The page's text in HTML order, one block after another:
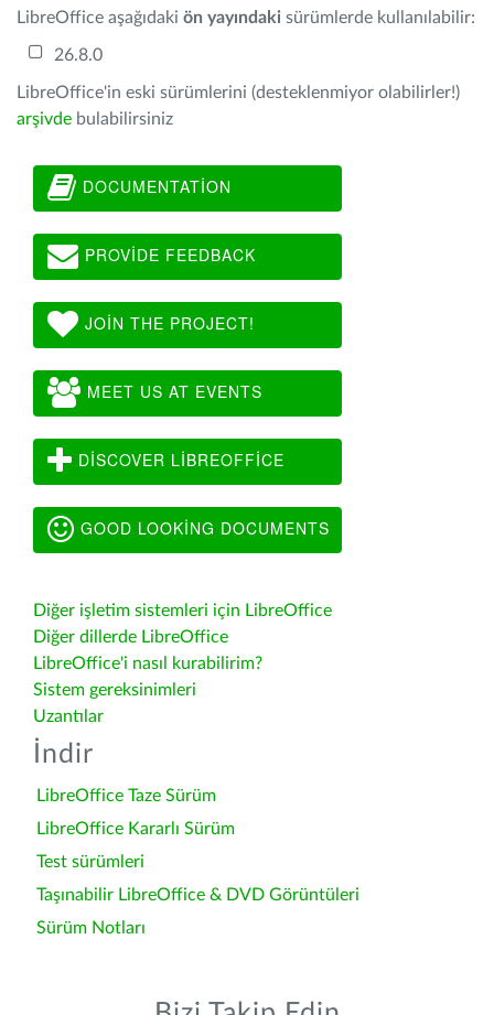
LibreOffice aşağıdaki ön yayındaki sürümlerde kullanılabilir:
26.8.0
LibreOffice'in eski sürümlerini (desteklenmiyor olabilirler!)
arşivde bulabilirsiniz
DOCUMENTATION
PROVIDE FEEDBACK
JOIN THE PROJECT!
MEET US AT EVENTS
DISCOVER LIBREOFFICE
GOOD LOOKING DOCUMENTS
Diğer işletim sistemleri için LibreOffice
Diğer dillerde LibreOffice
LibreOffice'i nasıl kurabilirim?
Sistem gereksinimleri
Uzantılar
İndir
LibreOffice Taze Sürüm
LibreOffice Kararlı Sürüm
Test sürümleri
Taşınabilir LibreOffice & DVD Görüntüleri
Sürüm Notları